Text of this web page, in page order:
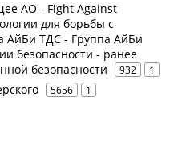
АО - Fight Against
для борьбы с
АйБи ТДС - Группа АйБи
безопасности - ранее
безопасности
932 1
5656 1